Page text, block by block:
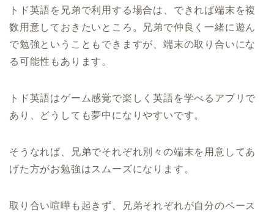
トド英語を兄弟で利用する場合は、できれば端末を複
数用意しておきたいところ。兄弟で仲良く一緒に遊ん
で勉強ということもできますが、端末の取り合いにな
る可能性もあります。
トド英語はゲーム感覚で楽しく英語を学べるアプリで
あり、どうしても夢中になりやすいです。
そうなれば、兄弟でそれぞれ別々の端末を用意してあ
げた方がお勉強はスムーズになります。
取り合い喧嘩も起きず、兄弟それぞれが自分のペース